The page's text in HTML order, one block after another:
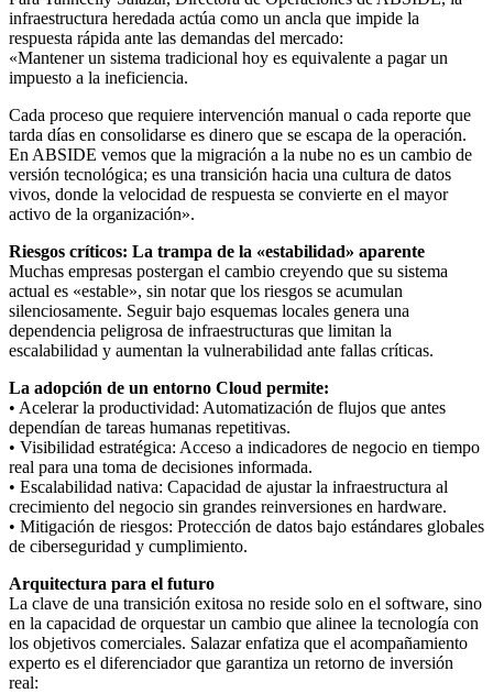
infraestructura heredada actúa como un ancla que impide la
respuesta rápida ante las demandas del mercado:
«Mantener un sistema tradicional hoy es equivalente a pagar un
impuesto a la ineficiencia.
Cada proceso que requiere intervención manual o cada reporte que
tarda días en consolidarse es dinero que se escapa de la operación.
En ABSIDE vemos que la migración a la nube no es un cambio de
versión tecnológica; es una transición hacia una cultura de datos
vivos, donde la velocidad de respuesta se convierte en el mayor
activo de la organización».
Riesgos críticos: La trampa de la «estabilidad» aparente
Muchas empresas postergan el cambio creyendo que su sistema
actual es «estable», sin notar que los riesgos se acumulan
silenciosamente. Seguir bajo esquemas locales genera una
dependencia peligrosa de infraestructuras que limitan la
escalabilidad y aumentan la vulnerabilidad ante fallas críticas.
La adopción de un entorno Cloud permite:
• Acelerar la productividad: Automatización de flujos que antes
dependían de tareas humanas repetitivas.
• Visibilidad estratégica: Acceso a indicadores de negocio en tiempo
real para una toma de decisiones informada.
• Escalabilidad nativa: Capacidad de ajustar la infraestructura al
crecimiento del negocio sin grandes reinversiones en hardware.
• Mitigación de riesgos: Protección de datos bajo estándares globales
de ciberseguridad y cumplimiento.
Arquitectura para el futuro
La clave de una transición exitosa no reside solo en el software, sino
en la capacidad de orquestar un cambio que alinee la tecnología con
los objetivos comerciales. Salazar enfatiza que el acompañamiento
experto es el diferenciador que garantiza un retorno de inversión
real: